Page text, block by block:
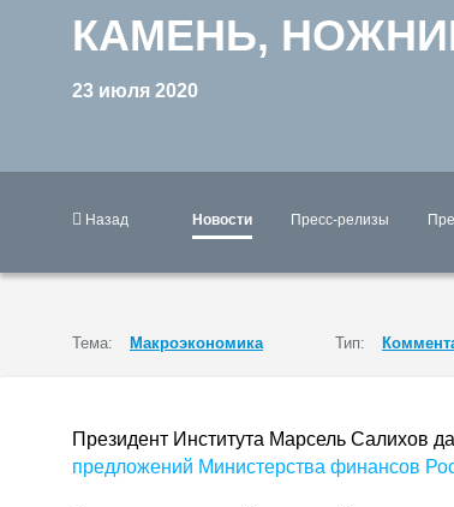
КАМЕНЬ,
23 июля 2020
Назад Новости Пресс-релизы
Тема: Макроэкономика Тип:
Президент Института Марсель Салихов
предложений Министерства финансов